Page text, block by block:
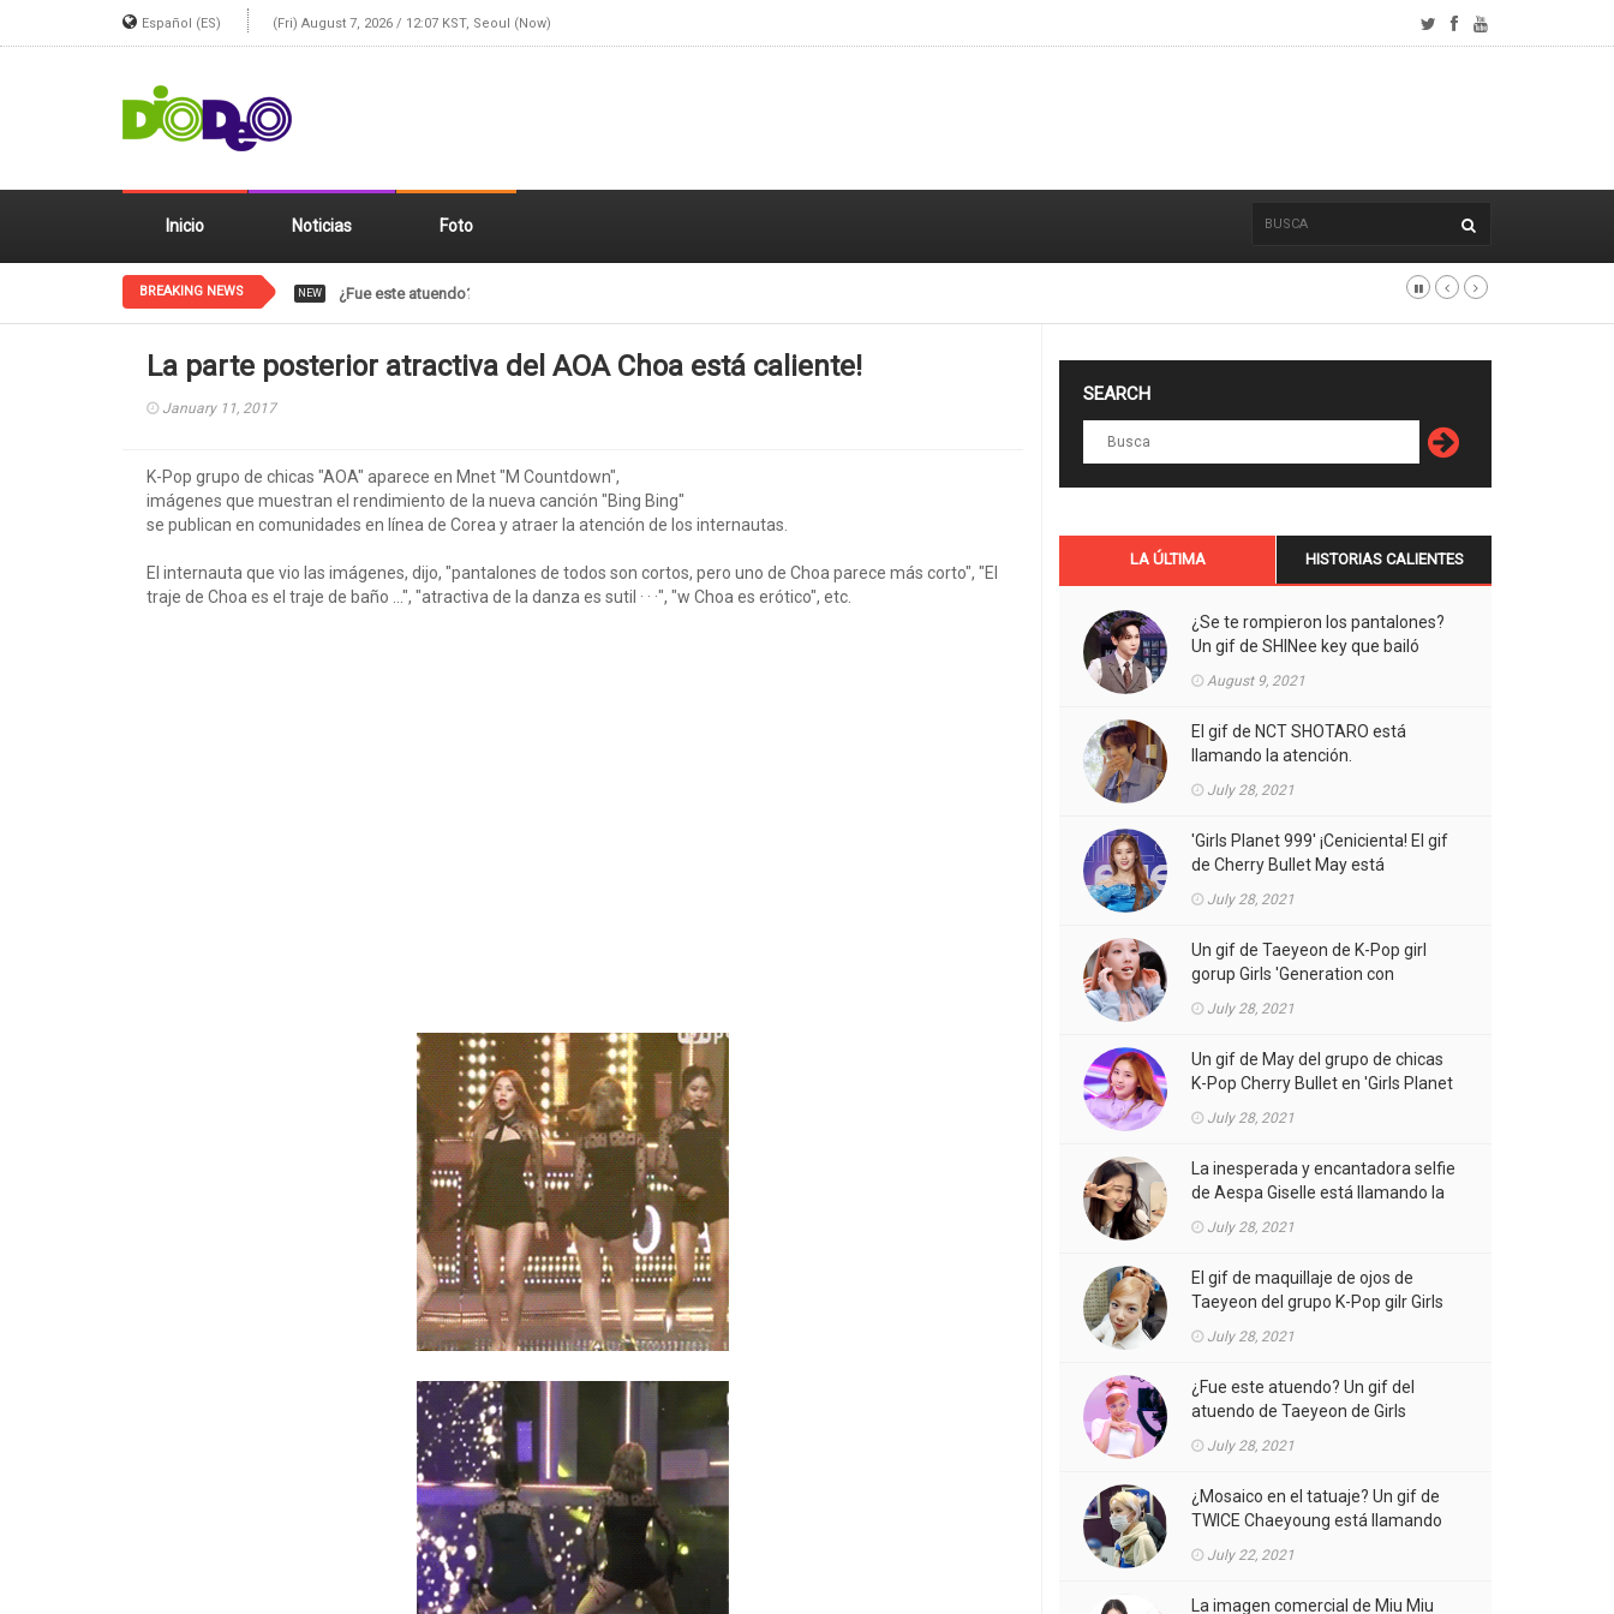
Español (ES) (Fri) August 7, 2026 / 12:07 KST, Seoul (Now)
Inicio Noticias Foto
BREAKING NEWS NEW ¿Fue este atuendo? Un gif del atuendo de Taeyeon de Girls 'Generation (SNSD) de K-Pop girl gorup en el MV está llamando la atención.
La parte posterior atractiva del AOA Choa está caliente!
January 11, 2017
K-Pop grupo de chicas "AOA" aparece en Mnet "M Countdown",
imágenes que muestran el rendimiento de la nueva canción "Bing Bing"
se publican en comunidades en línea de Corea y atraer la atención de los internautas.
El internauta que vio las imágenes, dijo, "pantalones de todos son cortos, pero uno de Choa parece más corto", "El
traje de Choa es el traje de baño ...", "atractiva de la danza es sutil · · ·", "w Choa es erótico", etc.
SEARCH
LA ÚLTIMA HISTORIAS CALIENTES
¿Se te rompieron los pantalones?
Un gif de SHINee key que bailó
August 9, 2021
El gif de NCT SHOTARO está
llamando la atención.
July 28, 2021
'Girls Planet 999' ¡Cenicienta! El gif
de Cherry Bullet May está
July 28, 2021
Un gif de Taeyeon de K-Pop girl
gorup Girls 'Generation con
la atención.
July 28, 2021
Un gif de May del grupo de chicas
K-Pop Cherry Bullet en 'Girls Planet
July 28, 2021
La inesperada y encantadora selfie
de Aespa Giselle está llamando la
July 28, 2021
El gif de maquillaje de ojos de
Taeyeon del grupo K-Pop gilr Girls
la atención.
July 28, 2021
¿Fue este atuendo? Un gif del
atuendo de Taeyeon de Girls
gorup en el MV está llamando la
July 28, 2021
¿Mosaico en el tatuaje? Un gif de
TWICE Chaeyoung está llamando
July 22, 2021
La imagen comercial de Miu Miu